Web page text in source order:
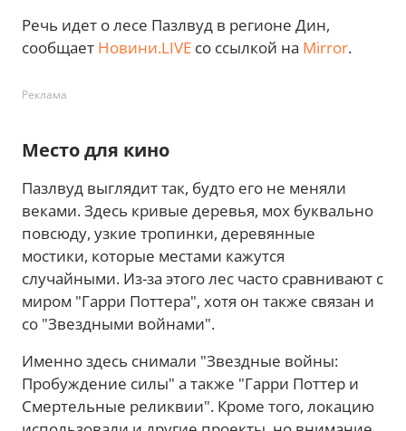
Речь идет о лесе Пазлвуд в регионе Дин,
сообщает Новини.LIVE со ссылкой на Mirror.
Реклама
Место для кино
Пазлвуд выглядит так, будто его не меняли
веками. Здесь кривые деревья, мох буквально
повсюду, узкие тропинки, деревянные
мостики, которые местами кажутся
случайными. Из-за этого лес часто сравнивают с
миром "Гарри Поттера", хотя он также связан и
со "Звездными войнами".
Именно здесь снимали "Звездные войны:
Пробуждение силы" а также "Гарри Поттер и
Смертельные реликвии". Кроме того, локацию